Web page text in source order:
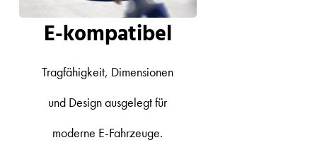
E-kompatibel
Tragfähigkeit, Dimensionen
und Design ausgelegt für
moderne E‑Fahrzeuge.